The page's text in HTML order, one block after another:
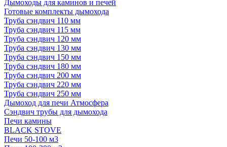
Дымоходы для каминов и печей
Готовые комплекты дымохода
Труба сэндвич 110 мм
Труба сэндвич 115 мм
Труба сэндвич 120 мм
Труба сэндвич 130 мм
Труба сэндвич 150 мм
Труба сэндвич 180 мм
Труба сэндвич 200 мм
Труба сэндвич 220 мм
Труба сэндвич 250 мм
Дымоход для печи Атмосфера
Сэндвич трубы для дымохода
Печи камины
BLACK STOVE
Печи 50-100 м3